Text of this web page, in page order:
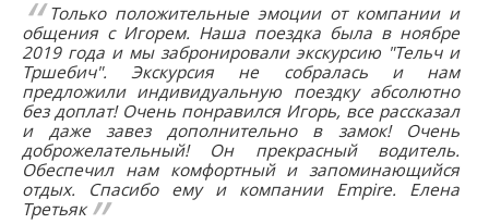
Только положительные эмоции от компании и
общения с Игорем. Наша поездка была в ноябре
2019 года и мы забронировали экскурсию "Тельч и
Тршебич". Экскурсия не собралась и нам
предложили индивидуальную поездку абсолютно
без доплат! Очень понравился Игорь, все рассказал
и даже завез дополнительно в замок! Очень
доброжелательный! Он прекрасный водитель.
Обеспечил нам комфортный и запоминающийся
отдых. Спасибо ему и компании Еmpire. Елена
Третьяк